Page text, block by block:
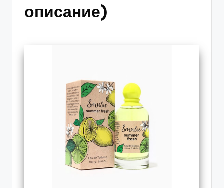
описание)